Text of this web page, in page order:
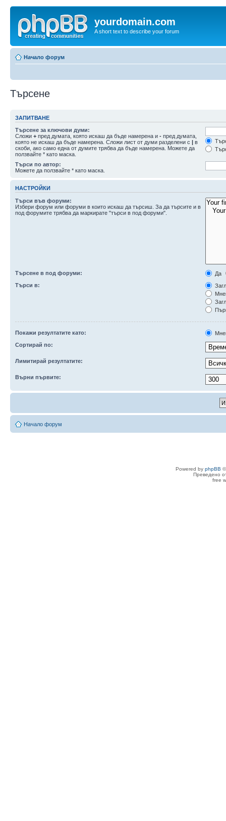
yourdomain.com
A short text to describe your forum
Начало форум
Търсене
ЗАПИТВАНЕ
Търсене за ключови думи:
Сложи + пред думата, която искаш да бъде намерена и - пред думата,
която не искаш да бъде намерена. Сложи лист от думи разделени с | в
скоби, ако само една от думите трябва да бъде намерена. Можете да
ползвайте * като маска.
Търси по автор:
Можете да ползвайте * като маска.
НАСТРОЙКИ
Търси във форуми:
Избери форум или форуми в които искаш да търсиш. За да търсите и в
под форумите трябва да маркирате "търси в под форуми".
Търсене в под форуми:
Да
Търси в:
Покажи резултатите като:
Сортирай по:
Лимитирай резултатите:
Върни първите:
Начало форум
Powered by phpBB
Преведено
free